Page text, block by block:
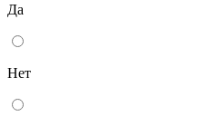
Да
Нет